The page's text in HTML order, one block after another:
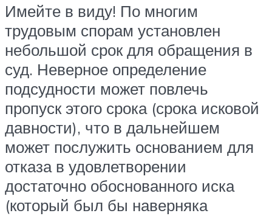
Имейте в виду! По многим
трудовым спорам установлен
небольшой срок для обращения в
суд. Неверное определение
подсудности может повлечь
пропуск этого срока (срока исковой
давности), что в дальнейшем
может послужить основанием для
отказа в удовлетворении
достаточно обоснованного иска
(который был бы наверняка